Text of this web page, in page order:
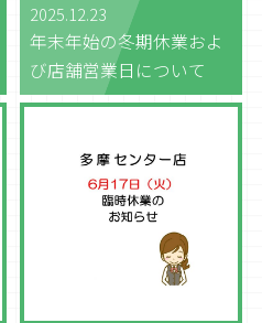
2025.12.23
年末年始の冬期休業およ
び店舗営業日について